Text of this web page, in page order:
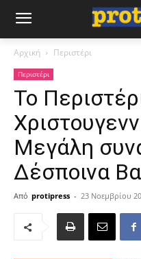
Αρχική Περιστέρι
Περιστέρι
Το
Μεγάλη
Δέσποινα
Από protipress - 23 Νοεμβρίου